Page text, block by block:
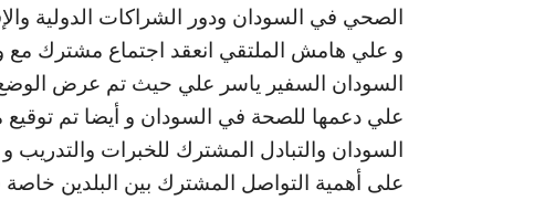
الصحي في السودان ودور الشراكات الدولية
و علي هامش الملتقي انعقد اجتماع مشترك مع
السودان السفير ياسر علي حيث تم عرض
علي دعمها للصحة في السودان و أيضا تم توقيع
السودان والتبادل المشترك للخبرات
على أهمية التواصل المشترك بين البلدين